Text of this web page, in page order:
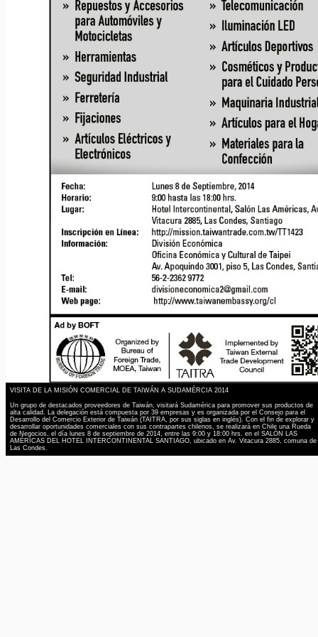
VISITA DE LA MISIÓN COMERCIAL DE TAIWÁN A SUDAMÉRCIA 2014
Un grupo de destacados proveedores de Taiwán, visitará Sudamérica para promover sus productos de
alta calidad. La delegación está compuesta por 39 empresas y es organizada por el Consejo para el
Desarrollo del Comercio Exterior de Taiwán (TAITRA, por sus siglas en inglés). Con el fin de explorar y
desarrollar oportunidades comerciales con sus contrapartes chilenos, se realizará en Chile una Rueda
de Negocios, el día lunes 8 de septiembre de 2014, entre las 9:00 y 18:00 hrs. en el SALÓN LAS
AMÉRICAS DEL HOTEL INTERCONTINENTAL SANTIAGO, ubicado en Av. Vitacura 2885, comuna de
Las Condes.